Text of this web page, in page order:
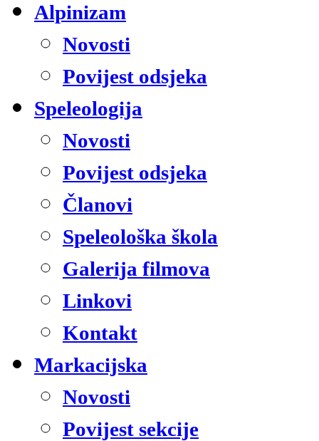
Alpinizam
Novosti
Povijest odsjeka
Speleologija
Novosti
Povijest odsjeka
Članovi
Speleološka škola
Galerija filmova
Linkovi
Kontakt
Markacijska
Novosti
Povijest sekcije